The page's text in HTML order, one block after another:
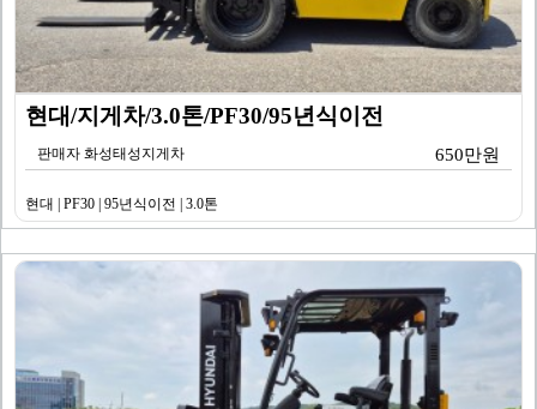
현대/지게차/3.0톤/PF30/95년식이전
판매자 화성태성지게차 650만원
현대 | PF30 | 95년식이전 | 3.0톤